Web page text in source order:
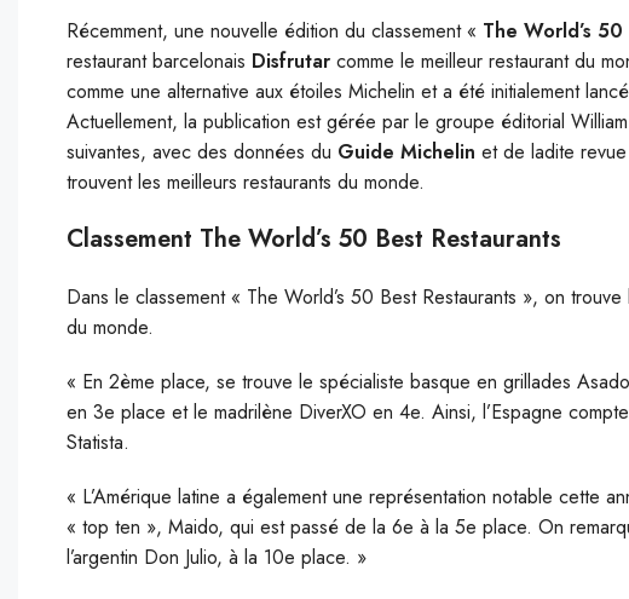
Récemment, une nouvelle édition du classement « The World’s
restaurant barcelonais Disfrutar comme le meilleur restaurant du
comme une alternative aux étoiles Michelin et a été initialement
Actuellement, la publication est gérée par le groupe éditorial
suivantes, avec des données du Guide Michelin et de ladite
trouvent les meilleurs restaurants du monde.
Classement The World’s 50 Best Restaurants
Dans le classement « The World’s 50 Best Restaurants », on
du monde.
« En 2ème place, se trouve le spécialiste basque en grillades
en 3e place et le madrilène DiverXO en 4e. Ainsi, l’Espagne
Statista.
« L’Amérique latine a également une représentation notable cette
« top ten », Maido, qui est passé de la 6e à la 5e place. On
l’argentin Don Julio, à la 10e place. »